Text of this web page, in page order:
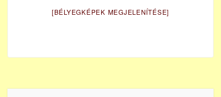
[BÉLYEGKÉPEK MEGJELENÍTÉSE]